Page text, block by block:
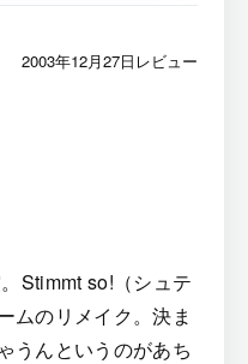
2003年12月27日レビュー
Stimmt so!（シュテ
ムのリメイク。決ま
うんというのがあち